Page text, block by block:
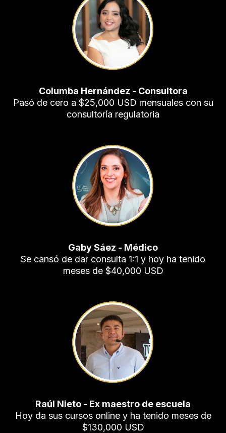
Columba Hernández - Consultora
Pasó de cero a $25,000 USD mensuales con su
consultoría regulatoria
Gaby Sáez - Médico
Se cansó de dar consulta 1:1 y hoy ha tenido
meses de $40,000 USD
Raúl Nieto - Ex maestro de escuela
Hoy da sus cursos online y ha tenido meses de
$130,000 USD